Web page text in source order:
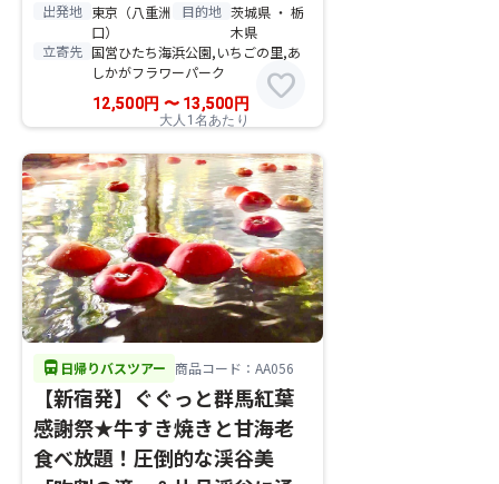
出発地 東京（八重洲
口）
目的地 茨城県 ・ 栃
木県
立寄先 国営ひたち海浜公園,いちごの里,あ
しかがフラワーパーク
12,500円 〜13,500 円
大人1名あたり
favorite
directions_bus 日帰りバスツアー 商品コード：AA056
【新宿発】ぐぐっと群馬紅葉
感謝祭★牛すき焼きと甘海老
食べ放題！圧倒的な渓谷美